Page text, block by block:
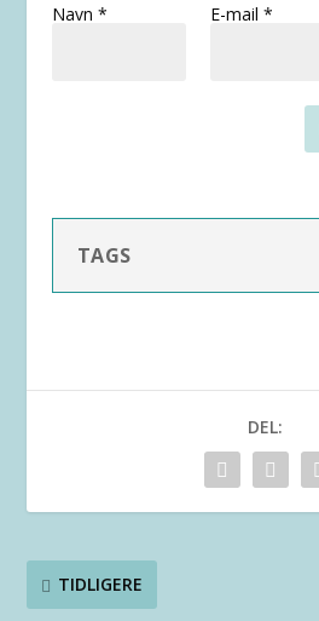
Navn * E-mail *
TAGS
DEL:
TIDLIGERE